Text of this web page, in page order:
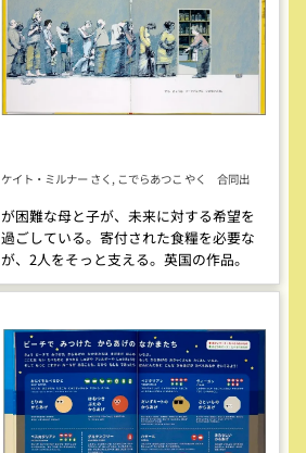
ケイト・ミルナー さく, こでらあつこ やく 合同出
困難な母と子が、未来に対する希望を
ごしている。寄付された食糧を必要な
、2人をそっと支える。英国の作品。